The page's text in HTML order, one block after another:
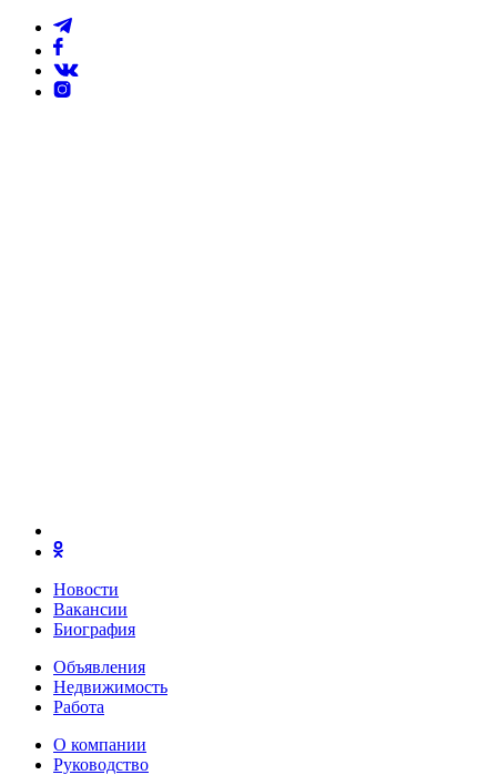
Новости
Вакансии
Биография
Объявления
Недвижимость
Работа
О компании
Руководство